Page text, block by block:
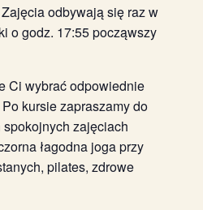
odbywają się raz w
o godz. 17:55 począwszy
Ci wybrać odpowiednie
kursie zapraszamy do
spokojnych zajęciach
łagodna joga przy
pilates, zdrowe